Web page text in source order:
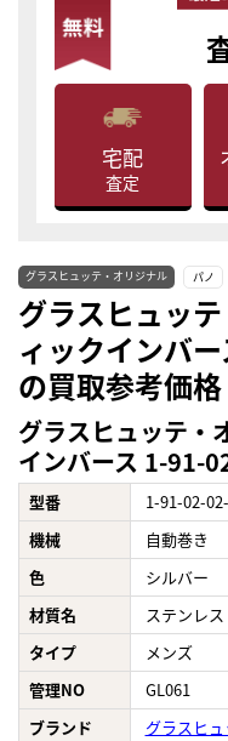
宅配
査定
グラスヒュッテ・オリジナル パノ
グラスヒュッ
ィックインバ
の買取参考価格
グラスヒュッテ・
インバース 1-91-
型番
1-91-02-
機械
自動巻き
色
シルバー
材質名
ステンレス
タイプ
メンズ
管理NO
GL061
ブランド
グラスヒ